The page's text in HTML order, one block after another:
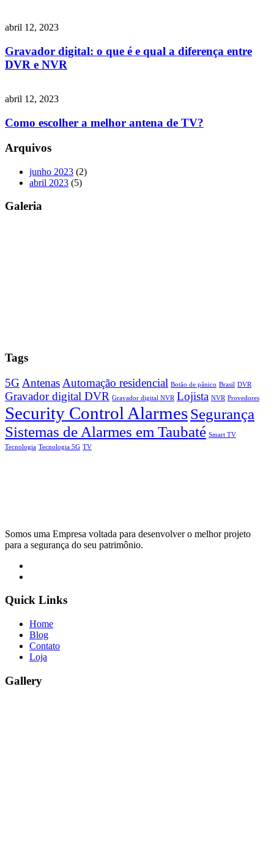
abril 12, 2023
Gravador digital: o que é e qual a diferença entre
DVR e NVR
abril 12, 2023
Como escolher a melhor antena de TV?
Arquivos
junho 2023 (2)
abril 2023 (5)
Galeria
Tags
5G Antenas Automação residencial Botão de pânico Brasil DVR
Gravador digital DVR Gravador digital NVR Lojista NVR Provedores
Security Control AlarmesSegurança
Sistemas de Alarmes em Taubaté Smart TV
Tecnologia Tecnologia 5G TV
Somos uma Empresa voltada para desenvolver o melhor projeto
para a segurança do seu patrimônio.
Quick Links
Home
Blog
Contato
Loja
Gallery